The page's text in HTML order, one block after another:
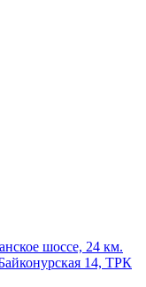
шоссе, 24 км.
14, ТРК